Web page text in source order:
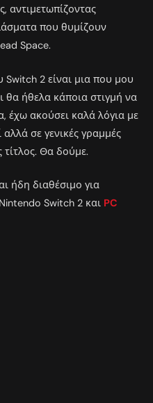
αντιμετωπίζοντας
που θυμίζουν
Space.
2 είναι μια που μου
θα ήθελα κάποια στιγμή να
έχω ακούσει καλά λόγια με
σε γενικές γραμμές
τίτλος. Θα δούμε.
ήδη διαθέσιμο για
Switch 2 και PC